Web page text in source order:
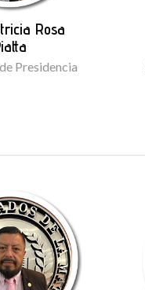
Rosa
Presidencia